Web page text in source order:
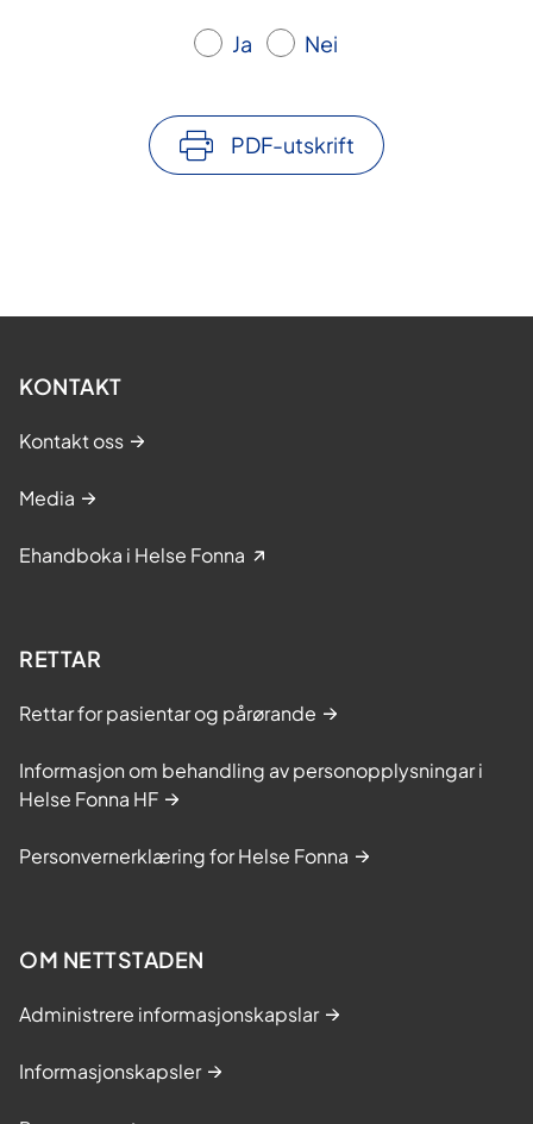
Ja Nei
PDF-utskrift
KONTAKT
Kontakt oss
Media
Ehandboka i Helse Fonna
RETTAR
Rettar for pasientar og pårørande
Informasjon om behandling av personopplysningar i
Helse Fonna HF
Personvernerklæring for Helse Fonna
OM NETTSTADEN
Administrere informasjonskapslar
Informasjonskapsler